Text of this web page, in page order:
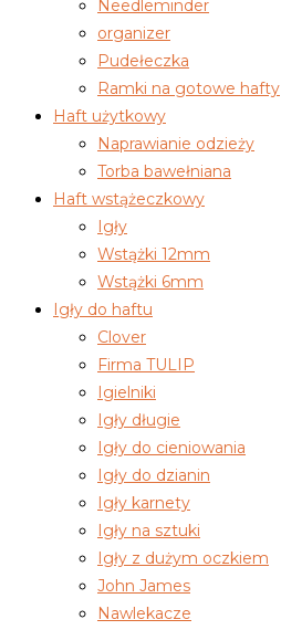
Needleminder
organizer
Pudełeczka
Ramki na gotowe hafty
Haft użytkowy
Naprawianie odzieży
Torba bawełniana
Haft wstążeczkowy
Igły
Wstążki 12mm
Wstążki 6mm
Igły do haftu
Clover
Firma TULIP
Igielniki
Igły długie
Igły do cieniowania
Igły do dzianin
Igły karnety
Igły na sztuki
Igły z dużym oczkiem
John James
Nawlekacze